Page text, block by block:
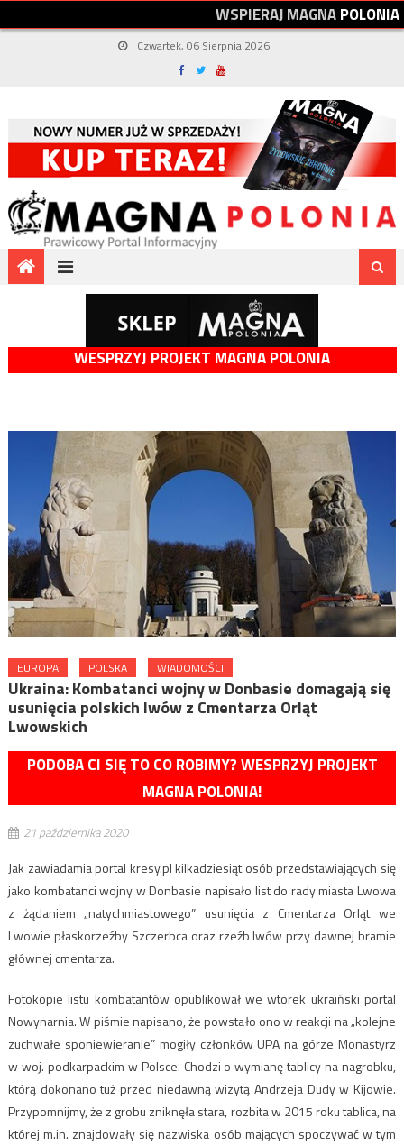
WSPIERAJMAGNAPOLONIA
Czwartek, 06 Sierpnia 2026
WESPRZYJ PROJEKT MAGNA POLONIA
EUROPA POLSKA WIADOMOŚCI
Ukraina: Kombatanci wojny w Donbasie domagają się
usunięcia polskich lwów z Cmentarza Orląt
Lwowskich
PODOBA CI SIĘ TO CO ROBIMY? WESPRZYJ PROJEKT
MAGNA POLONIA!
21 października 2020
Jak zawiadamia portal kresy.pl kilkadziesiąt osób przedstawiających się
jako kombatanci wojny w Donbasie napisało list do rady miasta Lwowa
z żądaniem „natychmiastowego” usunięcia z Cmentarza Orląt we
Lwowie płaskorzeźby Szczerbca oraz rzeźb lwów przy dawnej bramie
głównej cmentarza.
Fotokopie listu kombatantów opublikował we wtorek ukraiński portal
Nowynarnia. W piśmie napisano, że powstało ono w reakcji na „kolejne
zuchwałe sponiewieranie” mogiły członków UPA na górze Monastyrz
w woj. podkarpackim w Polsce. Chodzi o wymianę tablicy na nagrobku,
którą dokonano tuż przed niedawną wizytą Andrzeja Dudy w Kijowie.
Przypomnijmy, że z grobu zniknęła stara, rozbita w 2015 roku tablica, na
której m.in. znajdowały się nazwiska osób mających spoczywać w tym